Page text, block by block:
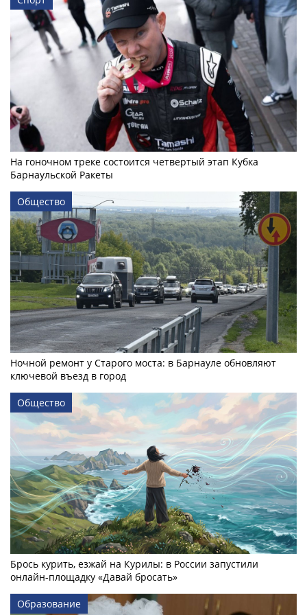
На гоночном треке состоится четвертый этап Кубка
Барнаульской Ракеты
Общество
Ночной ремонт у Старого моста: в Барнауле обновляют
ключевой въезд в город
Общество
Брось курить, езжай на Курилы: в России запустили
онлайн-­площадку «Давай бросать»
Образование